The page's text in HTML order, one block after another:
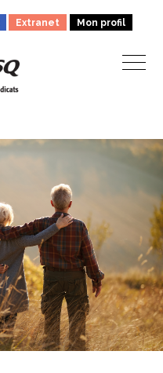
Extranet Mon profil